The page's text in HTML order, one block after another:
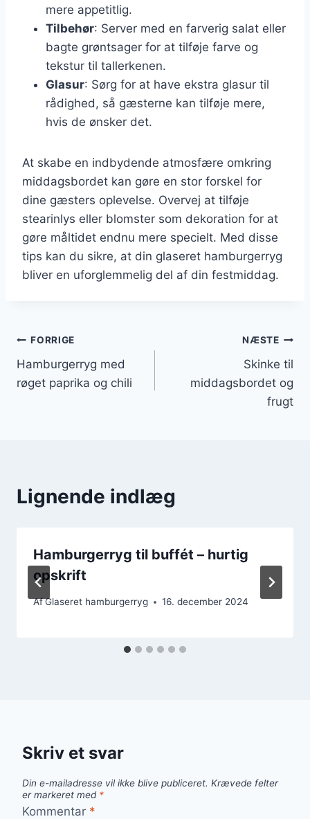
mere appetitlig.
Tilbehør: Server med en farverig salat eller
bagte grøntsager for at tilføje farve og
tekstur til tallerkenen.
Glasur: Sørg for at have ekstra glasur til
rådighed, så gæsterne kan tilføje mere,
hvis de ønsker det.
At skabe en indbydende atmosfære omkring
middagsbordet kan gøre en stor forskel for
dine gæsters oplevelse. Overvej at tilføje
stearinlys eller blomster som dekoration for at
gøre måltidet endnu mere specielt. Med disse
tips kan du sikre, at din glaseret hamburgerryg
bliver en uforglemmelig del af din festmiddag.
Indlægsnavigation
FORRIGE
Hamburgerryg med
røget paprika og chili
NÆSTE
Skinke til
middagsbordet og
frugt
Lignende indlæg
Hamburgerryg til buffét – hurtig
opskrift
AfGlaseret hamburgerryg 16. december 2024
Skriv et svar
Din e-mailadresse vil ikke blive publiceret. Krævede felter
er markeret med *
Kommentar *